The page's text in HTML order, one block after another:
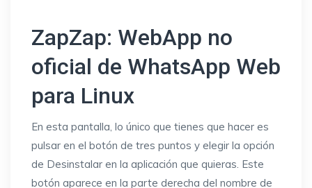
ZapZap: WebApp no
oficial de WhatsApp Web
para Linux
En esta pantalla, lo único que tienes que hacer es
pulsar en el botón de tres puntos y elegir la opción
de Desinstalar en la aplicación que quieras. Este
botón aparece en la parte derecha del nombre de